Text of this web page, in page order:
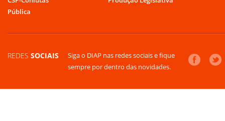
Pública
REDES SOCIAIS
Siga o DIAP nas redes sociais e fique
sempre por dentro das novidades.